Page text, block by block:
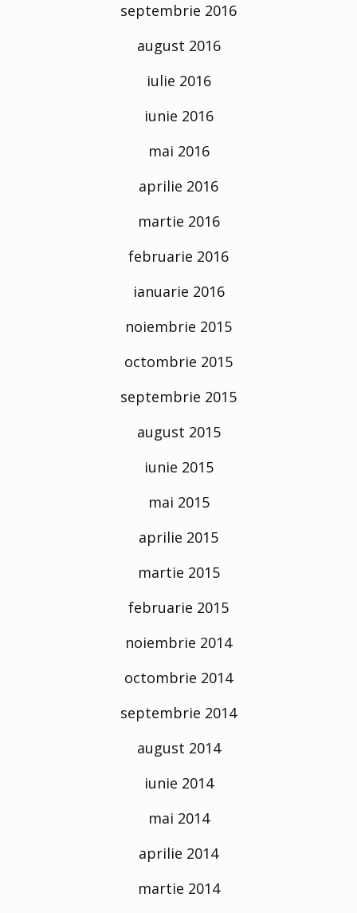
septembrie 2016
august 2016
iulie 2016
iunie 2016
mai 2016
aprilie 2016
martie 2016
februarie 2016
ianuarie 2016
noiembrie 2015
octombrie 2015
septembrie 2015
august 2015
iunie 2015
mai 2015
aprilie 2015
martie 2015
februarie 2015
noiembrie 2014
octombrie 2014
septembrie 2014
august 2014
iunie 2014
mai 2014
aprilie 2014
martie 2014